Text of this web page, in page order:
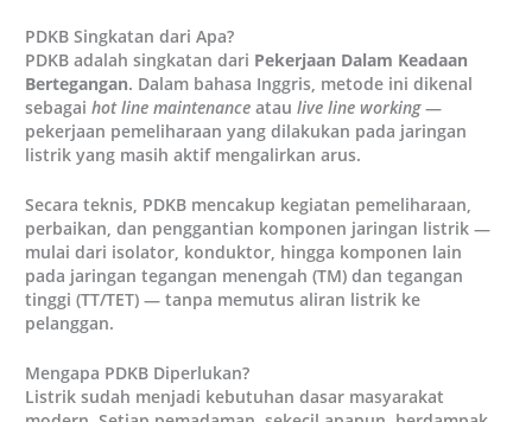
PDKB Singkatan dari Apa?
PDKB adalah singkatan dari Pekerjaan Dalam Keadaan
Bertegangan. Dalam bahasa Inggris, metode ini dikenal
sebagaihot line maintenance ataulive line working—
pekerjaan pemeliharaan yang dilakukan pada jaringan
listrik yang masih aktif mengalirkan arus.
Secara teknis, PDKB mencakup kegiatan pemeliharaan,
perbaikan, dan penggantian komponen jaringan listrik —
mulai dari isolator, konduktor, hingga komponen lain
pada jaringan tegangan menengah (TM) dan tegangan
tinggi (TT/TET) — tanpa memutus aliran listrik ke
pelanggan.
Mengapa PDKB Diperlukan?
Listrik sudah menjadi kebutuhan dasar masyarakat